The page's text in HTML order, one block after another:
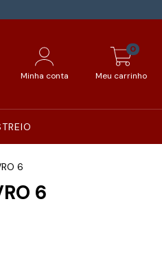
Minha conta Meu carrinho
0
6
6